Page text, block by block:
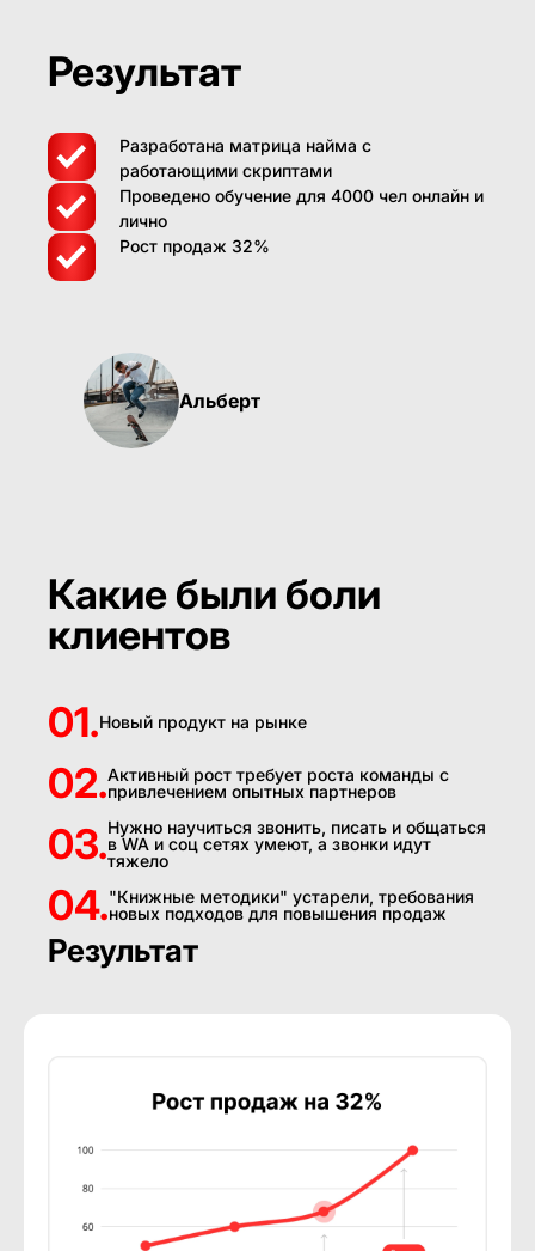
Результат
Разработана матрица найма с
работающими скриптами
Проведено обучение для 4000 чел онлайн и
лично
Рост продаж 32%
Альберт
Какие были боли
клиентов
01.Новый продукт на рынке
02.Активный рост требует роста команды с
привлечением опытных партнеров
03.Нужно научиться звонить, писать и общаться
в WA и соц сетях умеют, а звонки идут
тяжело
04."Книжные методики" устарели, требования
новых подходов для повышения продаж
Результат